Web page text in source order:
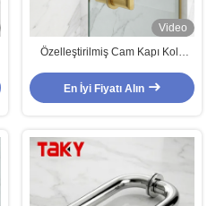
Video
Özelleştirilmiş Cam Kapı Kolu
Kapı Otel Kapı Kolu
En İyi Fiyatı Alın